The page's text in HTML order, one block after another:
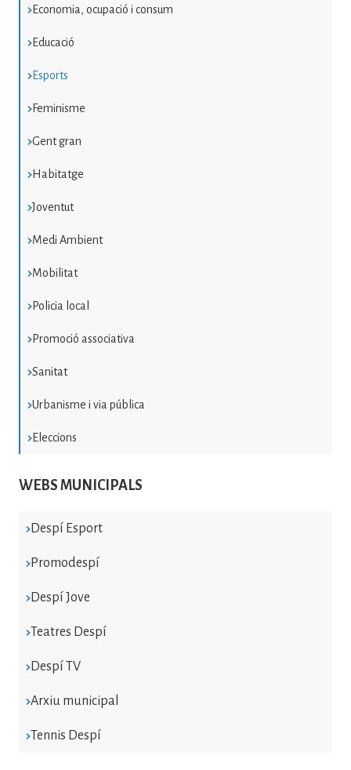
Economia, ocupació i consum
Educació
Esports
Feminisme
Gent gran
Habitatge
Joventut
Medi Ambient
Mobilitat
Policia local
Promoció associativa
Sanitat
Urbanisme i via pública
Eleccions
WEBS MUNICIPALS
Despí Esport
Promodespí
Despí Jove
Teatres Despí
Despí TV
Arxiu municipal
Tennis Despí